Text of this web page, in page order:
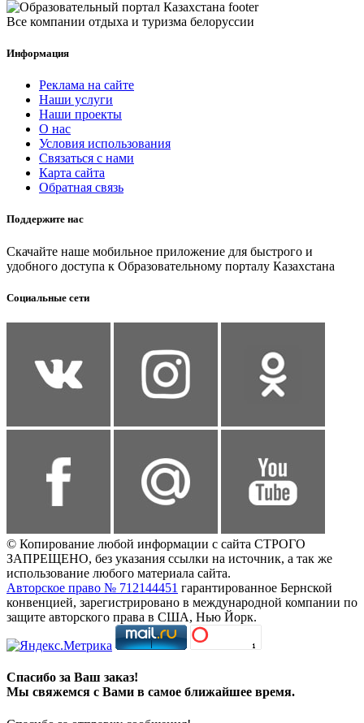
Все компании отдыха и туризма белоруссии
Информация
Реклама на сайте
Наши услуги
Наши проекты
О нас
Условия использования
Связаться с нами
Карта сайта
Обратная связь
Поддержите нас
Скачайте наше мобильное приложение для быстрого и
удобного доступа к Образовательному порталу Казахстана
Социальные сети
© Копирование любой информации с сайта СТРОГО
ЗАПРЕЩЕНО, без указания ссылки на источник, а так же
использование любого материала сайта.
Авторское право № 712144451 гарантированное Бернской
конвенцией, зарегистрировано в международной компании по
защите авторского права в США, Нью Йорк.
Спасибо за Ваш заказ!
Мы свяжемся с Вами в самое ближайшее время.